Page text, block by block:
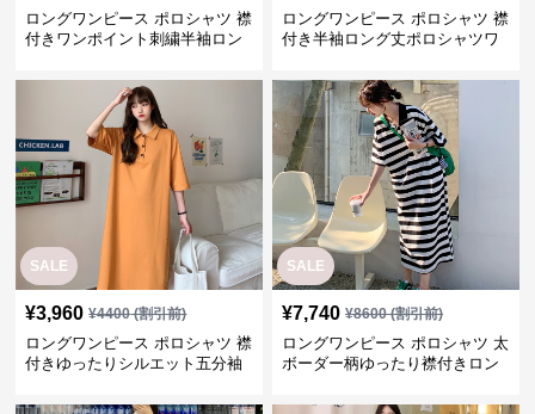
ロングワンピース ポロシャツ 襟
付きワンポイント刺繍半袖ロン
ロングワンピース ポロシャツ 襟
付き半袖ロング丈ポロシャツワ
SALE
¥3,960 ¥4400(割引前)
ロングワンピース ポロシャツ 襟
付きゆったりシルエット五分袖
SALE
¥7,740 ¥8600(割引前)
ロングワンピース ポロシャツ 太
ボーダー柄ゆったり襟付きロン